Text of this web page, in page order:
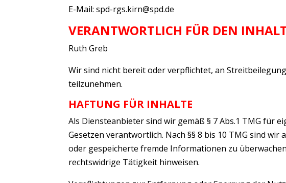
E-Mail: spd-rgs.kirn@spd.de
VERANTWORTLICH FÜR DEN
Ruth Greb
Wir sind nicht bereit oder verpflichtet, an
teilzunehmen.
HAFTUNG FÜR INHALTE
Als Diensteanbieter sind wir gemäß § 7 Abs.1 TMG für
Gesetzen verantwortlich. Nach §§ 8 bis 10 TMG sind
oder gespeicherte fremde Informationen zu
rechtswidrige Tätigkeit hinweisen.